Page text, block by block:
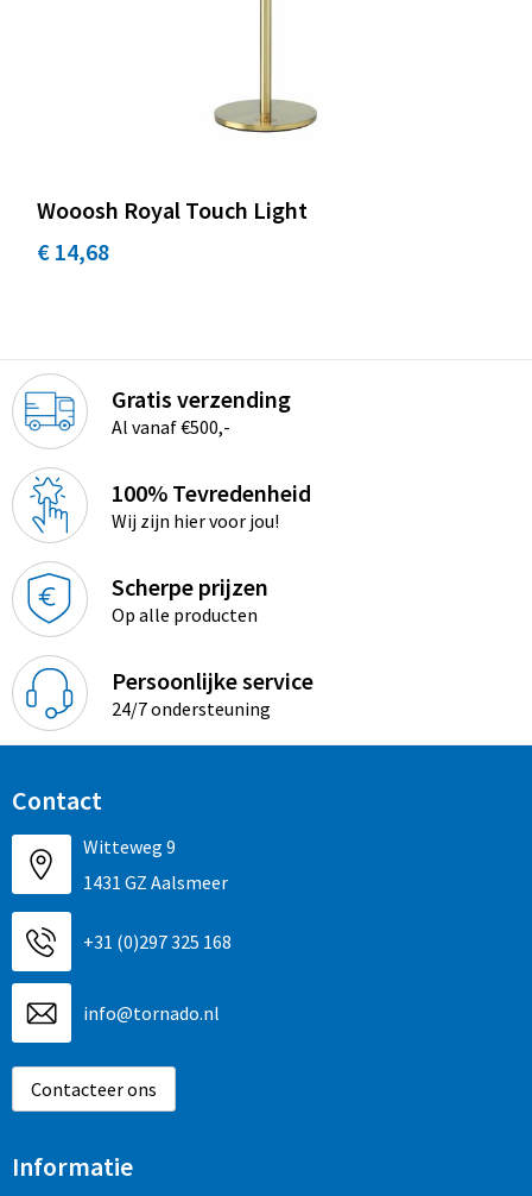
Wooosh Royal Touch Light
€ 14,68
Gratis verzending
Al vanaf €500,-
100% Tevredenheid
Wij zijn hier voor jou!
Scherpe prijzen
Op alle producten
Persoonlijke service
24/7 ondersteuning
Contact
Witteweg 9
1431 GZ Aalsmeer
+31 (0)297 325 168
info@tornado.nl
Contacteer ons
Informatie